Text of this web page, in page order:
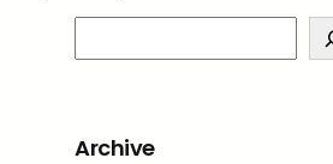
e
c
Archive